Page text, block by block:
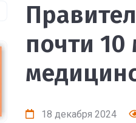
почти 10
18 декабря 2024